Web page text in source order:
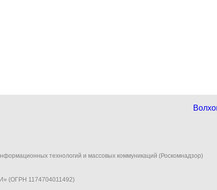
технологий и массовых коммуникаций (Роскомнадзор)
(ОГРН 1174704011492)